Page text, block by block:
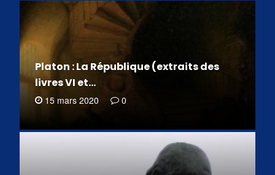
Platon : La République (extraits des
livres VI et…
15 mars 2020 0